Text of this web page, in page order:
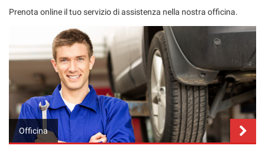
Prenota online il tuo servizio di assistenza nella nostra officina.
Officina